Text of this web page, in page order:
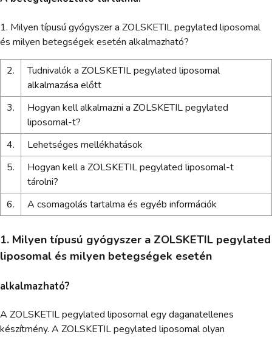
1. Milyen típusú gyógyszer a ZOLSKETIL pegylated liposomal
és milyen betegségek esetén alkalmazható?
2.
Tudnivalók a ZOLSKETIL pegylated liposomal
alkalmazása előtt
3.
Hogyan kell alkalmazni a ZOLSKETIL pegylated
liposomal-t?
4.
Lehetséges mellékhatások
5.
Hogyan kell a ZOLSKETIL pegylated liposomal-t
tárolni?
6.
A csomagolás tartalma és egyéb információk
1. Milyen típusú gyógyszer a ZOLSKETIL pegylated
liposomal és milyen betegségek esetén
alkalmazható?
A ZOLSKETIL pegylated liposomal egy daganatellenes
készítmény. A ZOLSKETIL pegylated liposomal olyan